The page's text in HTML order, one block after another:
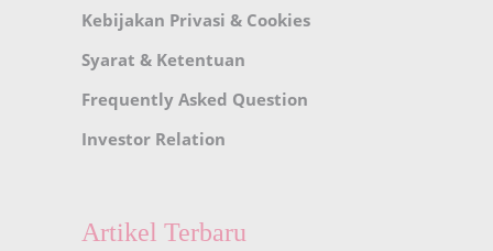
Kebijakan Privasi & Cookies
Syarat & Ketentuan
Frequently Asked Question
Investor Relation
Artikel Terbaru